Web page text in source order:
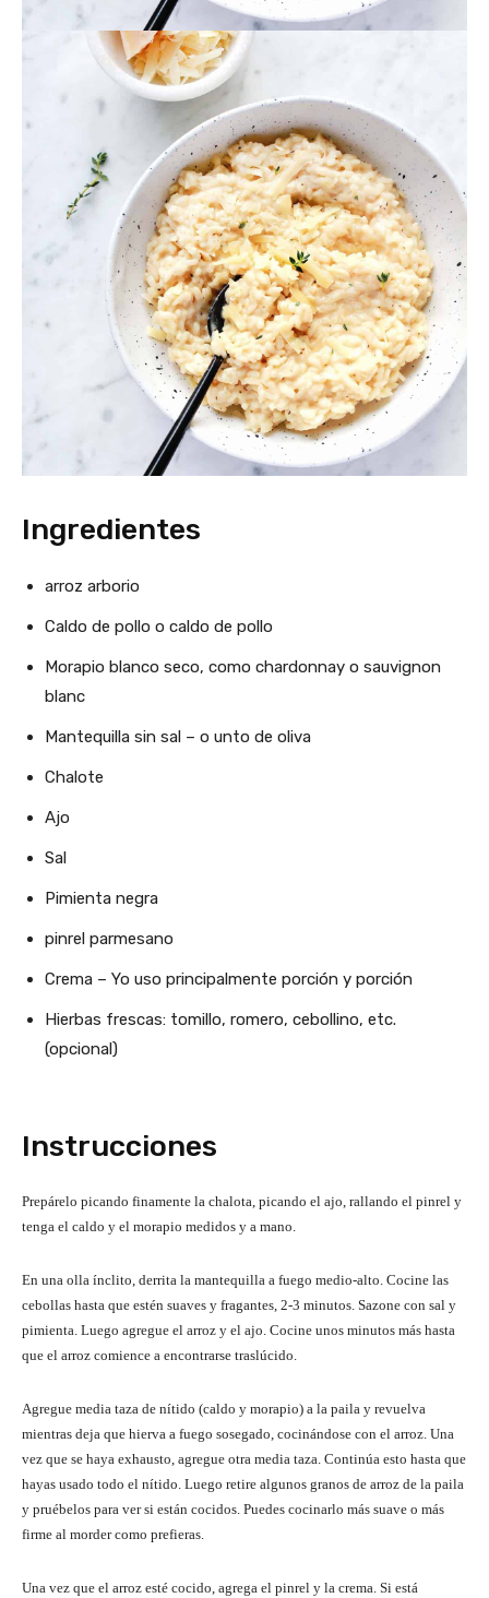
Ingredientes
arroz arborio
Caldo de pollo o caldo de pollo
Morapio blanco seco, como chardonnay o sauvignon
blanc
Mantequilla sin sal – o unto de oliva
Chalote
Ajo
Sal
Pimienta negra
pinrel parmesano
Crema – Yo uso principalmente porción y porción
Hierbas frescas: tomillo, romero, cebollino, etc.
(opcional)
Instrucciones
Prepárelo picando finamente la chalota, picando el ajo, rallando el pinrel y
tenga el caldo y el morapio medidos y a mano.
En una olla ínclito, derrita la mantequilla a fuego medio-alto. Cocine las
cebollas hasta que estén suaves y fragantes, 2-3 minutos. Sazone con sal y
pimienta. Luego agregue el arroz y el ajo. Cocine unos minutos más hasta
que el arroz comience a encontrarse traslúcido.
Agregue media taza de nítido (caldo y morapio) a la paila y revuelva
mientras deja que hierva a fuego sosegado, cocinándose con el arroz. Una
vez que se haya exhausto, agregue otra media taza. Continúa esto hasta que
hayas usado todo el nítido. Luego retire algunos granos de arroz de la paila
y pruébelos para ver si están cocidos. Puedes cocinarlo más suave o más
firme al morder como prefieras.
Una vez que el arroz esté cocido, agrega el pinrel y la crema. Si está